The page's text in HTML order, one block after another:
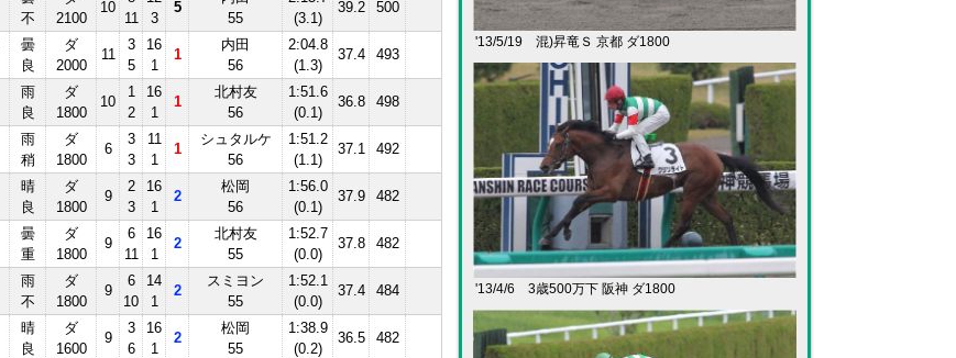
不
2100
10
11
3
5
55
(3.1)
39.2 500
曇
良
ダ
2000
11
3
5
16
1
1
内田
56
2:04.8
(1.3)
37.4 493
雨
良
ダ
1800
10
1
2
16
1
1
北村友
56
1:51.6
(0.1)
36.8 498
雨
稍
ダ
1800
6
3
3
11
1
1
シュタルケ
56
1:51.2
(1.1)
37.1 492
晴
良
ダ
1800
9
2
3
16
1
2
松岡
56
1:56.0
(0.1)
37.9 482
曇
重
ダ
1800
9
6
11
16
1
2
北村友
55
1:52.7
(0.0)
37.8 482
雨
不
ダ
1800
9
6
10
14
1
2
スミヨン
55
1:52.1
(0.0)
37.4 484
晴
良
ダ
1600
9
3
6
16
1
2
松岡
55
1:38.9
(0.2)
36.5 482
'13/5/19 混)昇竜Ｓ 京都 ダ1800
'13/4/6 3歳500万下 阪神 ダ1800